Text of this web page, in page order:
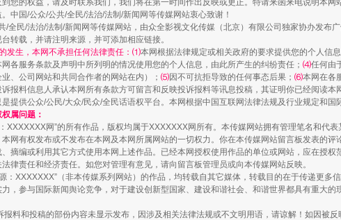
难、用工荒背后
送你一朵小红花
您的权益，请及时联系我们，我们将在第一时间作出反映或更正。特请来函来电说明本
中国/公众/公共/全民/法治/法制/新闻网等传媒网站衷心致谢！
/全民/法治/法制/新闻网等传媒网站，由众全影视文化传媒（北京）有限公司独家协办发布
转载，并请注明来源，并可添加相应链接。
发生，本网不承担任何法律责任：⑴本网根据法律规定或相关政府的要求提供您的个人信息
各服务条款及声明中所列明的情况使用您的个人信息，由此所产生的纠纷责任； ⑷任何由
业、公司网站和共同合作者的网站在内）； ⑸因不可抗拒导致的任何事态后果； ⑹本网在各
报料信息人承认本网所有条款方可留言和反映投诉报料等讯息投稿，其证明你已经阅读
提供公众/公民/大众/民众/全民话语权平台。本网根据中国互联网法律法规及行业规定和国
属问题：
XXXXXXX网”的所有作品，版权均属于XXXXXXX网所有。本传媒网站拥有管理笔名和代
网有权发布或不发布在本网及本网所属网站的一切权力。你在本传媒网站留言板发表的
摘编或利用其它方式使用本网上述作品。已经本网授权使用作品的单位或网站，应在授权
律责任和经济责任。如您对管理有意见，请向留言板管理员或向本传媒网站反映。
：XXXXXXX”（非本传媒系列网站）的作品，均转载自其它媒体，转载目的在于传递更
，参与国际新闻舆论竞争，对于建设创新型国家、建设和谐社会、和谐世界都具有重大
报料和投稿的部份内容未显示发布，因涉及相关法律法规或不文明用语，请谅解！如因被